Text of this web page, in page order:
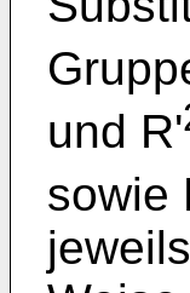
und R'
sowie